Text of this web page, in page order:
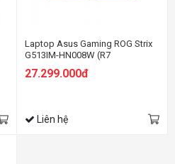
Laptop Asus Gaming ROG Strix
G513IM-HN008W (R7
SSD/15.6 FHD 144hz/RTX 3060
27.299.000đ
Liên hệ